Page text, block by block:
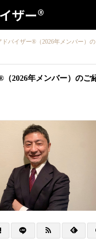
ザー®
ドバイザー®（2026年メンバー）
（2026年メンバー）の